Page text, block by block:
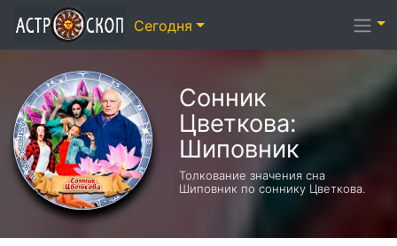
Сонник
Цветкова:
Шиповник
Толкование значения сна
Шиповник по соннику Цветкова.
Сегодня